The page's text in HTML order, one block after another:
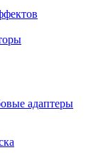
адаптеры